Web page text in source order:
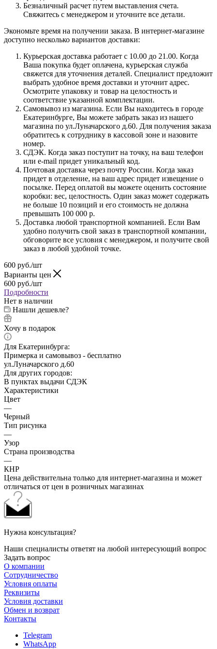
Безналичный расчет путем выставления счета.
Свяжитесь с менеджером и уточните все детали.
Экономьте время на получении заказа. В интернет-магазине
доступно несколько вариантов доставки:
Курьерская доставка работает с 10.00 до 21.00. Когда
Ваша покупка будет оплачена, курьерская служба
свяжется для уточнения деталей. Специалист предложит
выбрать удобное время доставки и уточнит адрес.
Осмотрите упаковку и товар на целостность и
соответствие указанной комплектации.
Самовывоз из магазина. Если Вы находитесь в городе
Екатеринбурге, Вы можете забрать заказ из нашего
магазина по ул.Луначарского д.60. Для получения заказа
обратитесь к сотруднику в кассовой зоне и назовите
номер.
СДЭК. Когда заказ поступит на точку, на ваш телефон
или e-mail придет уникальный код.
Почтовая доставка через почту России. Когда заказ
придет в отделение, на ваш адрес придет извещение о
посылке. Перед оплатой вы можете оценить состояние
коробки: вес, целостность. Один заказ может содержать
не больше 10 позиций и его стоимость не должна
превышать 100 000 р.
Доставка любой транспортной компанией. Если Вам
удобно получить свой заказ в транспортной компании,
обговорите все условия с менеджером, и получите свой
заказ в любой удобной точке.
600 руб./шт
Варианты цен
600 руб./шт
Подробности
Нет в наличии
Нашли дешевле?
Хочу в подарок
Для Екатеринбурга:
Примерка и самовывоз - бесплатно
ул.Луначарского д.60
Для других городов:
В пунктах выдачи СДЭК
Характеристики
Цвет
—
Черный
Тип рисунка
—
Узор
Страна производства
—
КНР
Цена действительна только для интернет-магазина и может
отличаться от цен в розничных магазинах
Нужна консультация?
Наши специалисты ответят на любой интересующий вопрос
Задать вопрос
О компании
Сотрудничество
Условия оплаты
Реквизиты
Условия доставки
Обмен и возврат
Контакты
Telegram
WhatsApp